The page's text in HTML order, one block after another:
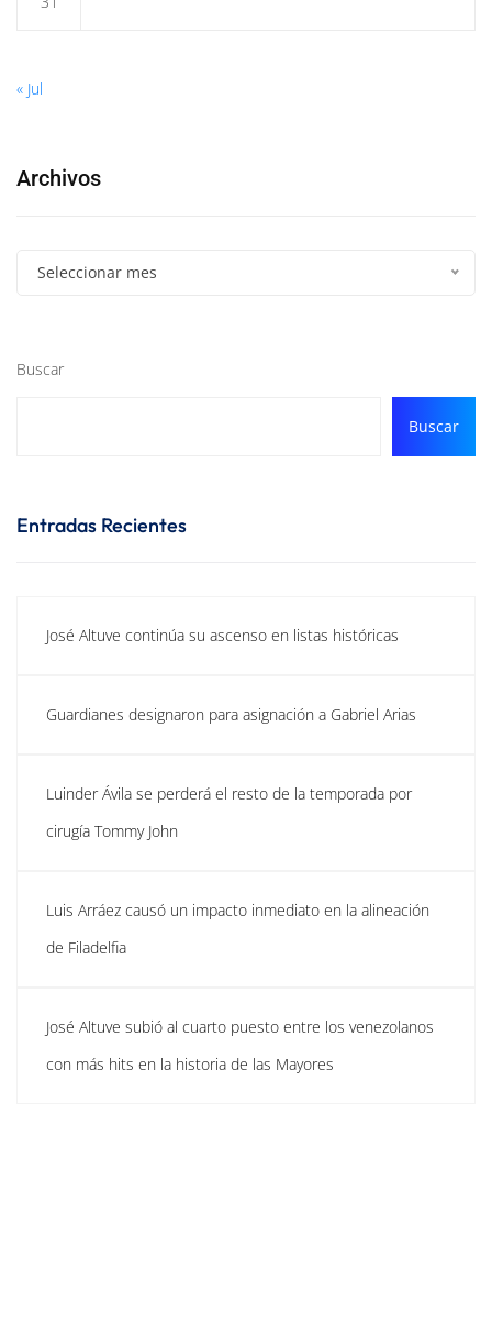
« Jul
Archivos
Seleccionar mes
Buscar
Buscar
Entradas Recientes
José Altuve continúa su ascenso en listas históricas
Guardianes designaron para asignación a Gabriel Arias
Luinder Ávila se perderá el resto de la temporada por
cirugía Tommy John
Luis Arráez causó un impacto inmediato en la alineación
de Filadelfia
José Altuve subió al cuarto puesto entre los venezolanos
con más hits en la historia de las Mayores